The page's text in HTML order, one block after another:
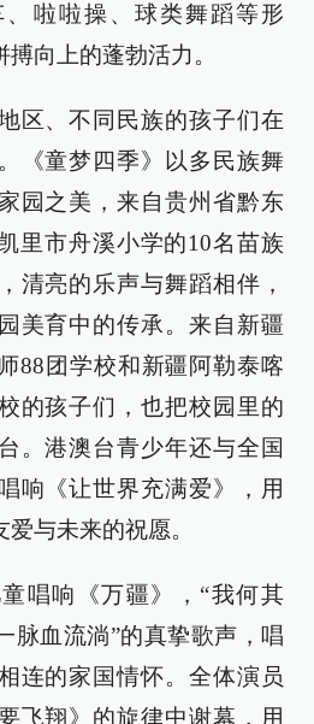
啦啦操、球类舞蹈等形
向上的蓬勃活力。
区、不同民族的孩子们在
《童梦四季》以多民族舞
园之美，来自贵州省黔东
里市舟溪小学的10名苗族
清亮的乐声与舞蹈相伴，
美育中的传承。来自新疆
88团学校和新疆阿勒泰喀
的孩子们，也把校园里的
。港澳台青少年还与全国
响《让世界充满爱》，用
与未来的祝愿。
唱响《万疆》，“我何其
脉血流淌”的真挚歌声，唱
连的家国情怀。全体演员
飞翔》的旋律中谢幕，用